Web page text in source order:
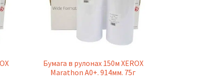
Бумага в рулонах 150м XEROX
Marathon A0+. 914мм. 75г